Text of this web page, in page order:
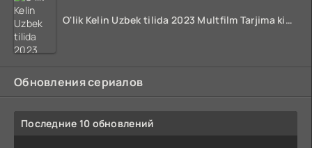
O'lik Kelin Uzbek tilida 2023 Multfilm Tarjima kino skachat
Обновления сериалов
Последние 10 обновлений